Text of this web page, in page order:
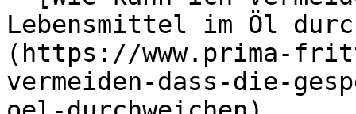
Lebensmittel im Öl
(https://www.prima-
vermeiden-dass-die-